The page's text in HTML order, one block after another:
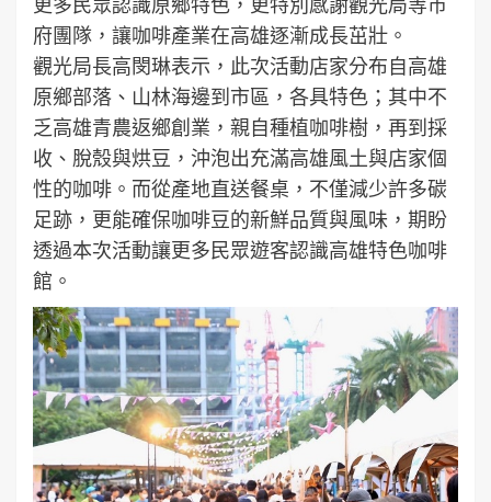
府團隊，讓咖啡產業在高雄逐漸成長茁壯。
觀光局長高閔琳表示，此次活動店家分布自高雄
原鄉部落、山林海邊到市區，各具特色；其中不
乏高雄青農返鄉創業，親自種植咖啡樹，再到採
收、脫殼與烘豆，沖泡出充滿高雄風土與店家個
性的咖啡。而從產地直送餐桌，不僅減少許多碳
足跡，更能確保咖啡豆的新鮮品質與風味，期盼
透過本次活動讓更多民眾遊客認識高雄特色咖啡
館。